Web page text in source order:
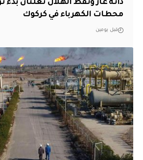
دانة غاز ونفط الهلال تعلنان بدء
محطات الكهرباء في كركوك
قبل يومين